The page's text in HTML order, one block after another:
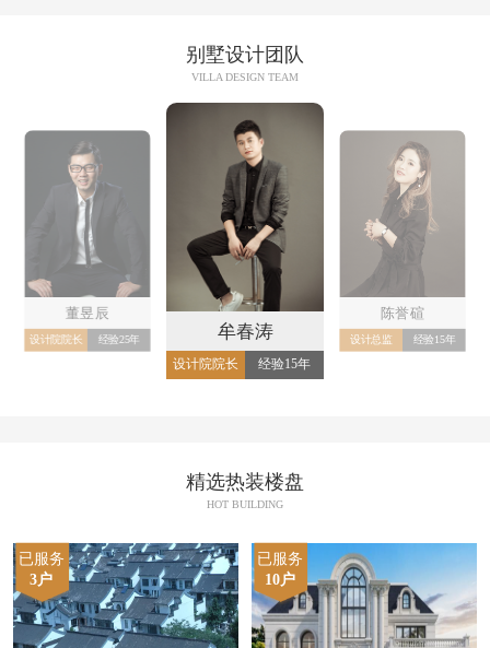
别墅设计团队
VILLA DESIGN TEAM
董昱辰
设计院院长 经验25年 牟春涛
设计院院长 经验15年
陈誉碹
设计总监 经验15年
精选热装楼盘
HOT BUILDING
已服务
3户
已服务
10户